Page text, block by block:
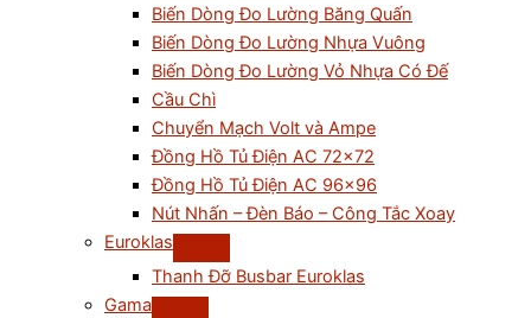
Biến Dòng Đo Lường Băng Quấn
Biến Dòng Đo Lường Nhựa Vuông
Biến Dòng Đo Lường Vỏ Nhựa Có Đế
Cầu Chì
Chuyển Mạch Volt và Ampe
Đồng Hồ Tủ Điện AC 72×72
Đồng Hồ Tủ Điện AC 96×96
Nút Nhấn – Đèn Báo – Công Tắc Xoay
Euroklas
Thanh Đỡ Busbar Euroklas
Gama